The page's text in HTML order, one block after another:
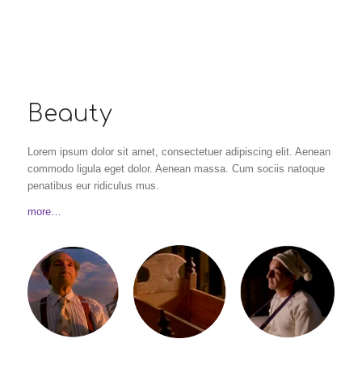
Beauty
Lorem ipsum dolor sit amet, consectetuer adipiscing elit. Aenean
commodo ligula eget dolor. Aenean massa. Cum sociis natoque
penatibus eur ridiculus mus.
more…